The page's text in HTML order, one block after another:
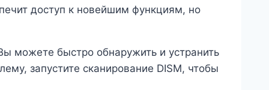
доступ к новейшим функциям, но
можете быстро обнаружить и устранить
запустите сканирование DISM, чтобы